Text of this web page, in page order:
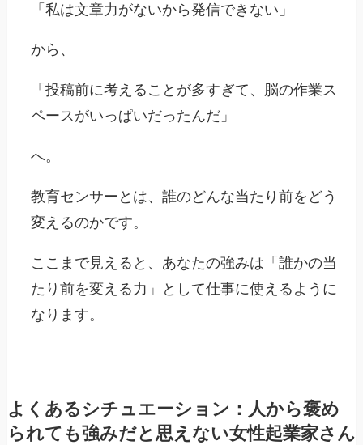
「私は文章力がないから発信できない」
から、
「投稿前に考えることが多すぎて、脳の作業ス
ペースがいっぱいだったんだ」
へ。
教育センサーとは、誰のどんな当たり前をどう
変えるのかです。
ここまで見えると、あなたの強みは「誰かの当
たり前を変える力」として仕事に使えるように
なります。
よくあるシチュエーション：人から褒め
られても強みだと思えない女性起業家さん